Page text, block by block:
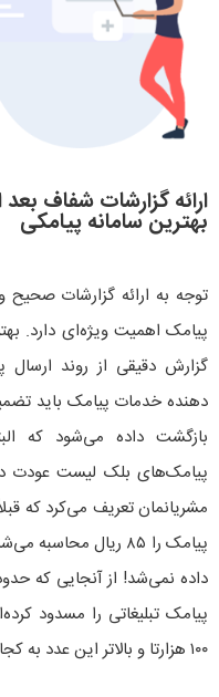
ارائه گزارشات شفاف
بهترین سامانه پیامکی
توجه به ارائه گزارشات
پیامک اهمیت ویژه‌ای دارد.
گزارش دقیقی از روند
دهنده خدمات پیامک باید
بازگشت داده می‌شود که
پیامک‌های بلک لیست عودت
مشریانمان تعریف می‌کرد که
پیامک را ۸۵ ریال
پیامک تبلیغاتی را مسدود
۱۰۰ هزارتا و بالاتر این عدد به کجا می‌رسد!